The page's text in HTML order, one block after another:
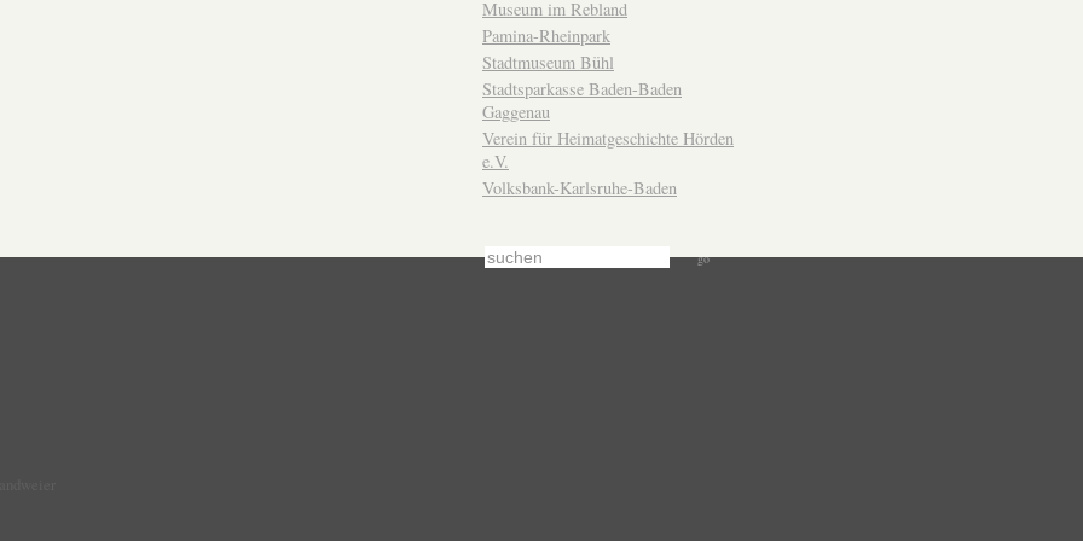
Museum im Rebland
Pamina-Rheinpark
Stadtmuseum Bühl
Stadtsparkasse Baden-Baden
Gaggenau
Verein für Heimatgeschichte Hörden
e.V.
Volksbank-Karlsruhe-Baden